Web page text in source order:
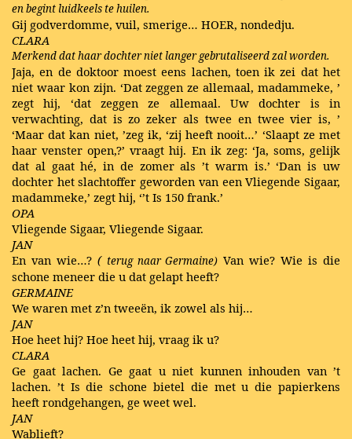
en begint luidkeels te huilen.
Gij godverdomme, vuil, smerige… HOER, nondedju.
CLARA
Merkend dat haar dochter niet langer gebrutaliseerd zal worden.
Jaja, en de doktoor moest eens lachen, toen ik zei dat het
niet waar kon zijn. ‘Dat zeggen ze allemaal, madammeke, ’
zegt hij, ‘dat zeggen ze allemaal. Uw dochter is in
verwachting, dat is zo zeker als twee en twee vier is, ’
‘Maar dat kan niet, ’zeg ik, ‘zij heeft nooit…’ ‘Slaapt ze met
haar venster open,?’ vraagt hij. En ik zeg: ‘Ja, soms, gelijk
dat al gaat hé, in de zomer als ’t warm is.’ ‘Dan is uw
dochter het slachtoffer geworden van een Vliegende Sigaar,
madammeke,’ zegt hij, ‘’t Is 150 frank.’
OPA
Vliegende Sigaar, Vliegende Sigaar.
JAN
En van wie…? ( terug naar Germaine) Van wie? Wie is die
schone meneer die u dat gelapt heeft?
GERMAINE
We waren met z’n tweeën, ik zowel als hij…
JAN
Hoe heet hij? Hoe heet hij, vraag ik u?
CLARA
Ge gaat lachen. Ge gaat u niet kunnen inhouden van ’t
lachen. ’t Is die schone bietel die met u die papierkens
heeft rondgehangen, ge weet wel.
JAN
Wablieft?